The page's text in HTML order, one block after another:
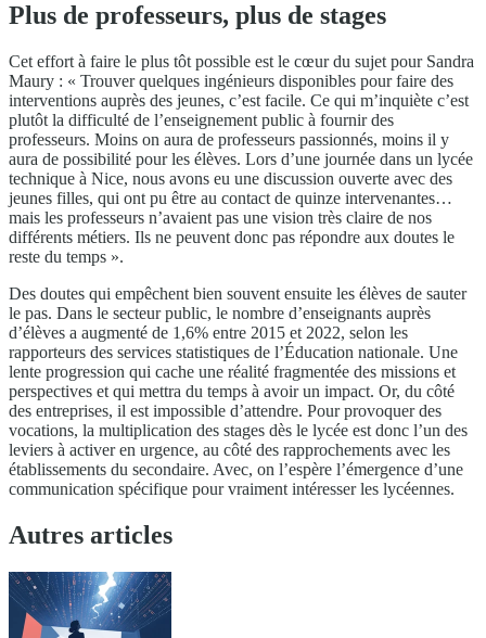
Plus de professeurs, plus de stages
Cet effort à faire le plus tôt possible est le cœur du sujet pour Sandra
Maury : « Trouver quelques ingénieurs disponibles pour faire des
interventions auprès des jeunes, c’est facile. Ce qui m’inquiète c’est
plutôt la difficulté de l’enseignement public à fournir des
professeurs. Moins on aura de professeurs passionnés, moins il y
aura de possibilité pour les élèves. Lors d’une journée dans un lycée
technique à Nice, nous avons eu une discussion ouverte avec des
jeunes filles, qui ont pu être au contact de quinze intervenantes…
mais les professeurs n’avaient pas une vision très claire de nos
différents métiers. Ils ne peuvent donc pas répondre aux doutes le
reste du temps ».
Des doutes qui empêchent bien souvent ensuite les élèves de sauter
le pas. Dans le secteur public, le nombre d’enseignants auprès
d’élèves a augmenté de 1,6% entre 2015 et 2022, selon les
rapporteurs des services statistiques de l’Éducation nationale. Une
lente progression qui cache une réalité fragmentée des missions et
perspectives et qui mettra du temps à avoir un impact. Or, du côté
des entreprises, il est impossible d’attendre. Pour provoquer des
vocations, la multiplication des stages dès le lycée est donc l’un des
leviers à activer en urgence, au côté des rapprochements avec les
établissements du secondaire. Avec, on l’espère l’émergence d’une
communication spécifique pour vraiment intéresser les lycéennes.
Autres articles